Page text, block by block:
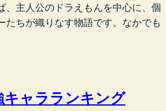
、主人公のドラえもんを中心に、個
たちが織りなす物語です。なかでも
キャラランキング